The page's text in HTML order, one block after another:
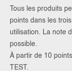
Tous les produits
points dans les
utilisation. La note
possible.
À partir de 10
TEST.